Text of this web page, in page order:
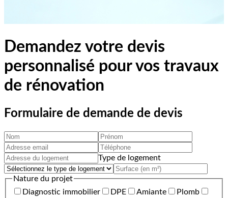
Demandez votre devis
personnalisé pour vos travaux
de rénovation
Formulaire de demande de devis
Type de logement
Nature du projet
Diagnostic immobilier
DPE Amiante
Plomb